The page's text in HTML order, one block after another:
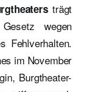
trägt
wegen
Fehlverhalten.
im November
Burgtheater-